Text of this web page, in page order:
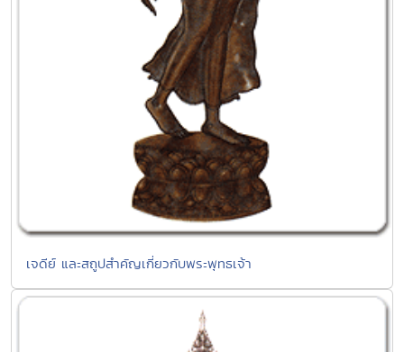
เจดีย์ และสถูปสำคัญเกี่ยวกับพระพุทธเจ้า